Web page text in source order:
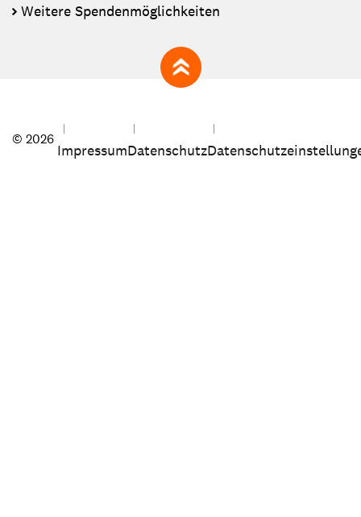
Weitere Spendenmöglichkeiten
zum Seitenanfang
© 2026
ImpressumDatenschutz